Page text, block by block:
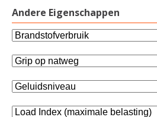
Andere Eigenschappen